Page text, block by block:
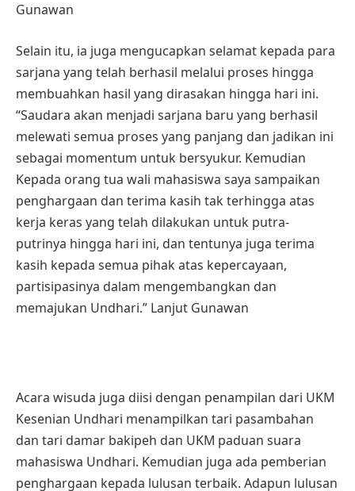
Gunawan
Selain itu, ia juga mengucapkan selamat kepada para
sarjana yang telah berhasil melalui proses hingga
membuahkan hasil yang dirasakan hingga hari ini.
“Saudara akan menjadi sarjana baru yang berhasil
melewati semua proses yang panjang dan jadikan ini
sebagai momentum untuk bersyukur. Kemudian
Kepada orang tua wali mahasiswa saya sampaikan
penghargaan dan terima kasih tak terhingga atas
kerja keras yang telah dilakukan untuk putra-
putrinya hingga hari ini, dan tentunya juga terima
kasih kepada semua pihak atas kepercayaan,
partisipasinya dalam mengembangkan dan
memajukan Undhari.” Lanjut Gunawan
Acara wisuda juga diisi dengan penampilan dari UKM
Kesenian Undhari menampilkan tari pasambahan
dan tari damar bakipeh dan UKM paduan suara
mahasiswa Undhari. Kemudian juga ada pemberian
penghargaan kepada lulusan terbaik. Adapun lulusan